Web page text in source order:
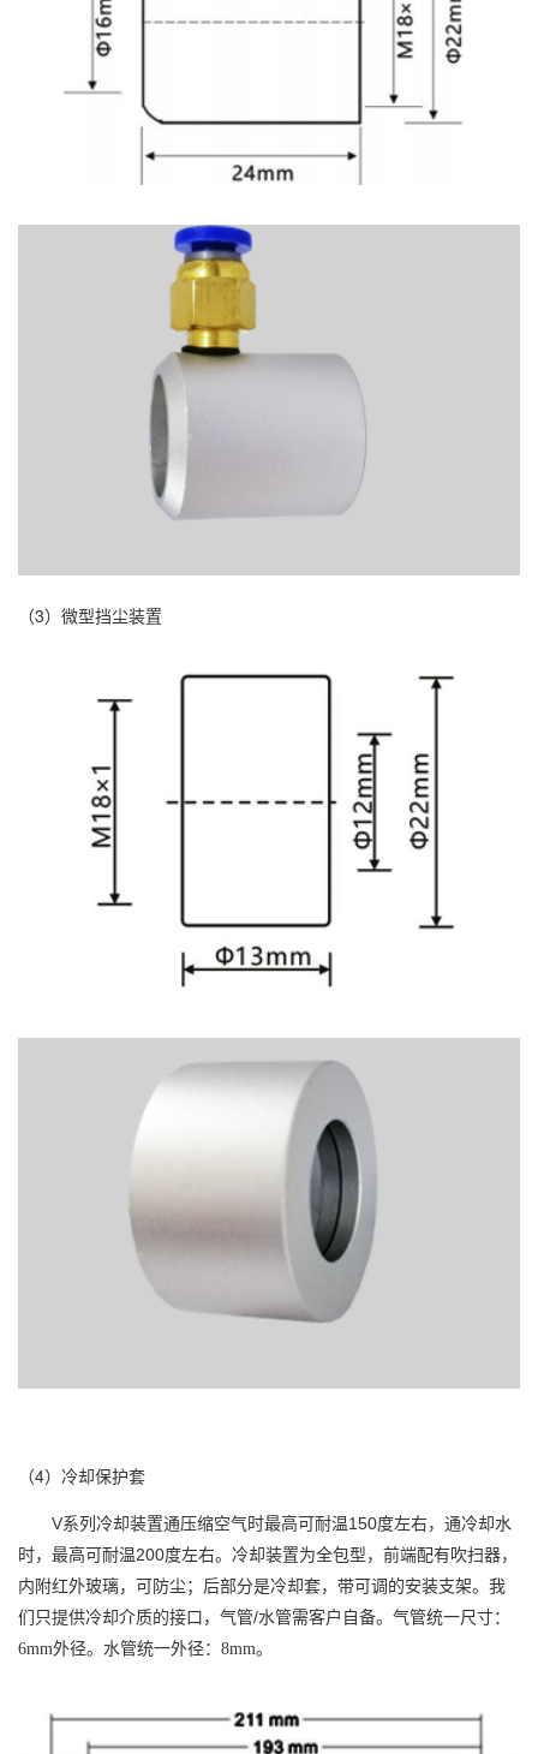
（3）微型挡尘装置
（4）冷却保护套
V系列冷却装置通压缩空气时最高可耐温150度左右，通冷却水
时，最高可耐温200度左右。冷却装置为全包型，前端配有吹扫器，
内附红外玻璃，可防尘；后部分是冷却套，带可调的安装支架。我
们只提供冷却介质的接口，气管/水管需客户自备。 气管统一尺寸：
6mm外径。水管统一外径：8mm。